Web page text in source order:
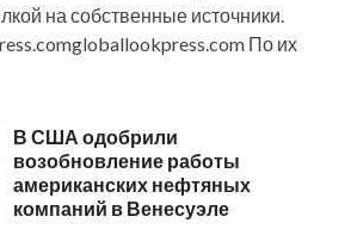
на собственные источники.
По их
В США одобрили
возобновление работы
американских нефтяных
компаний в Венесуэле